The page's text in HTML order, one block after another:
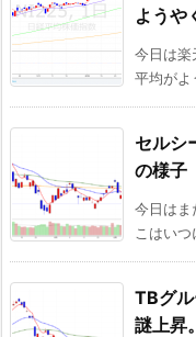
ようや
今日は楽
平均がよ
セルシ
の様子
今日はま
こはい
TBグ
謎上昇。